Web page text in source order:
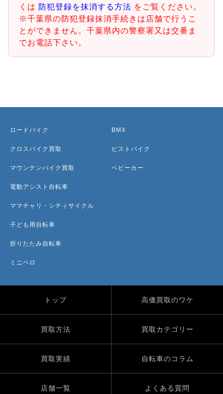
くは 防犯登録を抹消する方法 をご覧ください。
※千葉県の防犯登録抹消手続きは店舗で行うこ
とができません。千葉県内の警察署又は交番ま
でお電話下さい。
ロードバイク
クロスバイク買取
マウンテンバイク買取
電動アシスト自転車
ママチャリ・シティサイクル
子ども用自転車
折りたたみ自転車
ミニベロ
BMX
ピストバイク
ベビーカー
トップ 高価買取のワケ
買取方法 買取カテゴリー
買取実績 自転車のコラム
店舗一覧 よくある質問